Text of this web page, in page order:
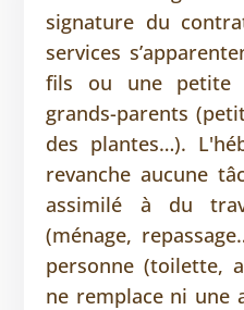
signature du
services
fils ou une petite
grands-parents
des plantes…).
revanche aucune
assimilé à du
(ménage,
personne (toilette,
ne remplace ni une